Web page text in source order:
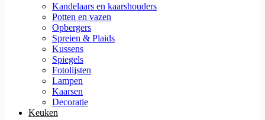
Kandelaars en kaarshouders
Potten en vazen
Opbergers
Spreien & Plaids
Kussens
Spiegels
Fotolijsten
Lampen
Kaarsen
Decoratie
Keuken